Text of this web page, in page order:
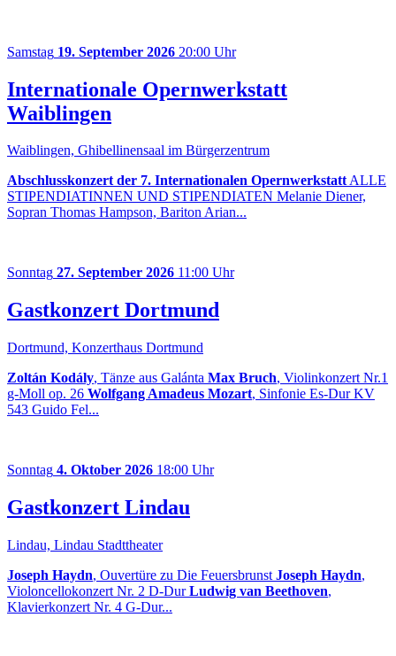
Samstag 19. September 2026 20:00 Uhr
Internationale Opernwerkstatt
Waiblingen
Waiblingen, Ghibellinensaal im Bürgerzentrum
Abschlusskonzert der 7. Internationalen OpernwerkstattALLE
STIPENDIATINNEN UND STIPENDIATEN Melanie Diener,
Sopran Thomas Hampson, Bariton Arian...
Sonntag 27. September 2026 11:00 Uhr
Gastkonzert Dortmund
Dortmund, Konzerthaus Dortmund
Zoltán Kodály, Tänze aus Galánta Max Bruch, Violinkonzert Nr.1
g-Moll op. 26 Wolfgang Amadeus Mozart, Sinfonie Es-Dur KV
543 Guido Fel...
Sonntag 4. Oktober 2026 18:00 Uhr
Gastkonzert Lindau
Lindau, Lindau Stadttheater
Joseph Haydn, Ouvertüre zu Die Feuersbrunst Joseph Haydn,
Violoncellokonzert Nr. 2 D-DurLudwig van Beethoven,
Klavierkonzert Nr. 4 G-Dur...